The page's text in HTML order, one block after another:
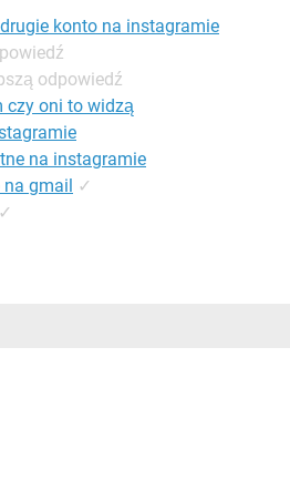
konto na instagramie
odpowiedź
czy oni to widzą
na instagramie
na gmail ✓
✓